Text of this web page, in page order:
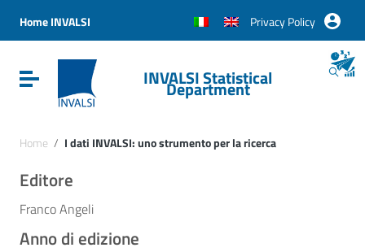
Vai al menu di navigazione
Vai al footer
Home INVALSI Privacy Policy
Attiva / disattiva la navigazioneINVALSI Statistical
Department
Home / I dati INVALSI: uno strumento per la ricerca
Editore
Franco Angeli
Anno di edizione